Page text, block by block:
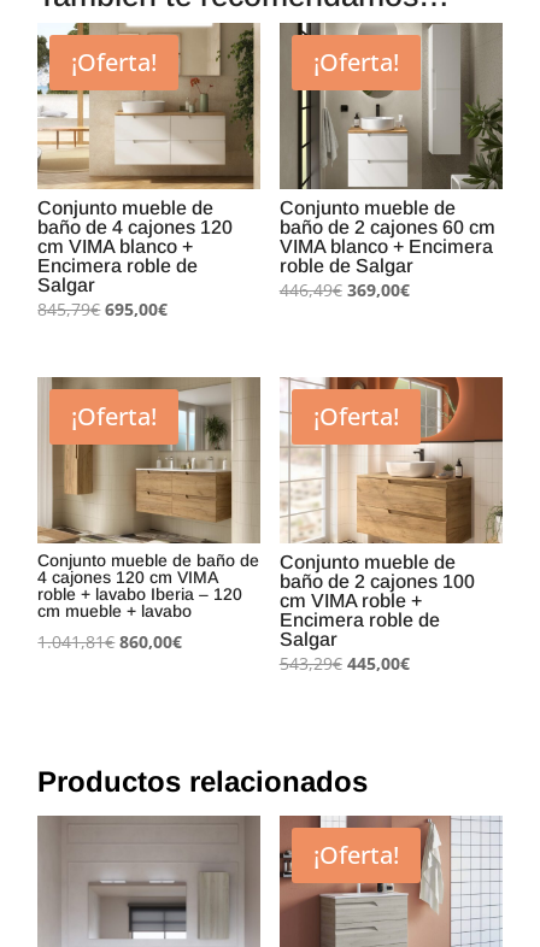
¡Oferta!
Conjunto mueble de
baño de 4 cajones 120
cm VIMA blanco +
Encimera roble de
Salgar
845,79€El
era:
845,79€.
695,00€El
es:
695,00€.
¡Oferta!
Conjunto mueble de
baño de 2 cajones 60 cm
VIMA blanco + Encimera
roble de Salgar
446,49€ El
era:
369,00€El
es:
369,00€.
¡Oferta!
Conjunto mueble de baño de
4 cajones 120 cm VIMA
roble + lavabo Iberia – 120
cm mueble + lavabo
1.041,81€El
860,00€El
¡Oferta!
Conjunto mueble de
baño de 2 cajones 100
cm VIMA roble +
Encimera roble de
Salgar
543,29€ El
543,29€.
445,00€El
Productos relacionados
¡Oferta!